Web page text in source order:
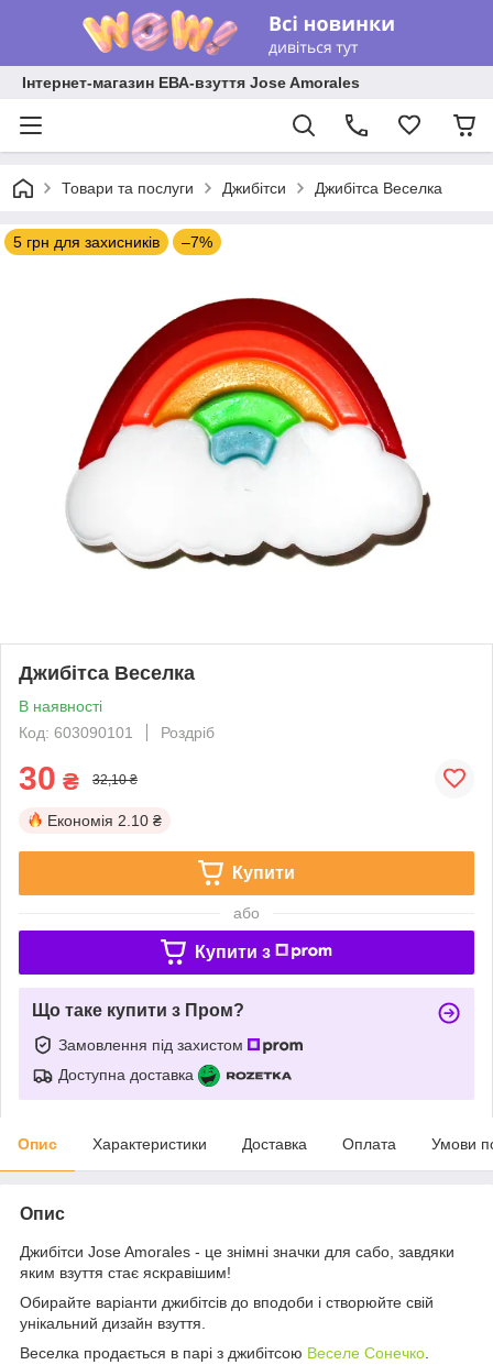
Інтернет-магазин ЕВА-взуття Jose Amorales
Товари та послуги Джибітси Джибітса Веселка
5 грн для захисників –7%
Джибітса Веселка
В наявності
Код: 603090101
Роздріб
30 ₴ 32,10 ₴
Економія 2.10 ₴
Купити
або
Купити з
Що таке купити з Пром?
Замовлення під захистом
Доступна доставка
Опис Характеристики Доставка Оплата Умови
Опис
Джибітси Jose Amorales - це знімні значки для сабо, завдяки
яким взуття стає яскравішим!
Обирайте варіанти джибітсів до вподоби і створюйте свій
унікальний дизайн взуття.
Веселка продається в парі з джибітсою Веселе Сонечко